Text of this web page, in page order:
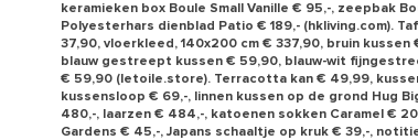
keramieken box Boule Small Vanille € 95,-, zeepbak
Polyesterhars dienblad Patio € 189,- (hkliving.com).
37,90, vloerkleed, 140x200 cm € 337,90, bruin
blauw gestreept kussen € 59,90, blauw-wit
€ 59,90 (letoile.store). Terracotta kan € 49,99,
kussensloop € 69,-, linnen kussen op de grond Hug
480,-, laarzen € 484,-, katoenen sokken Caramel €
Gardens € 45,-, Japans schaaltje op kruk € 39,-,